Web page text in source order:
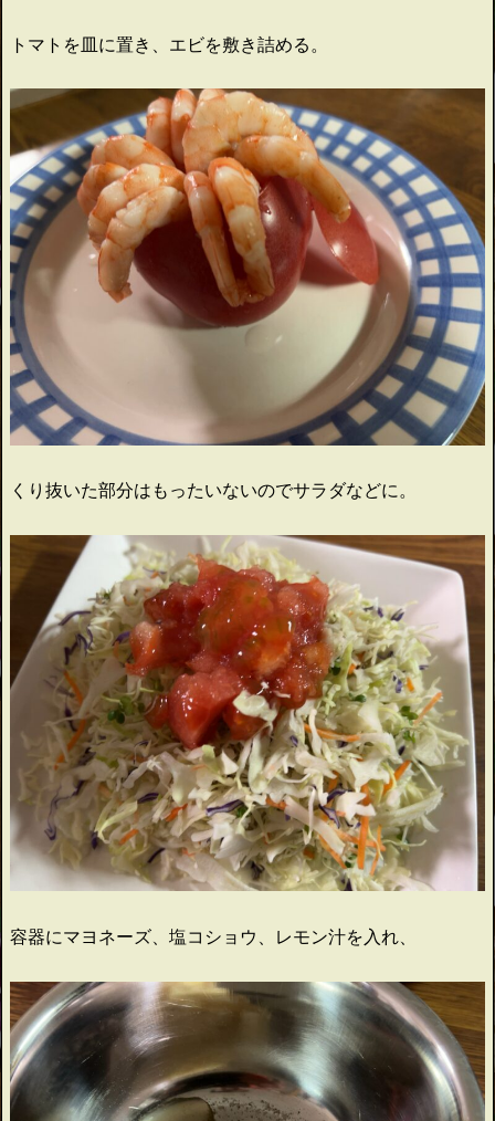
トマトを皿に置き、エビを敷き詰める。
くり抜いた部分はもったいないのでサラダなどに。
容器にマヨネーズ、塩コショウ、レモン汁を入れ、